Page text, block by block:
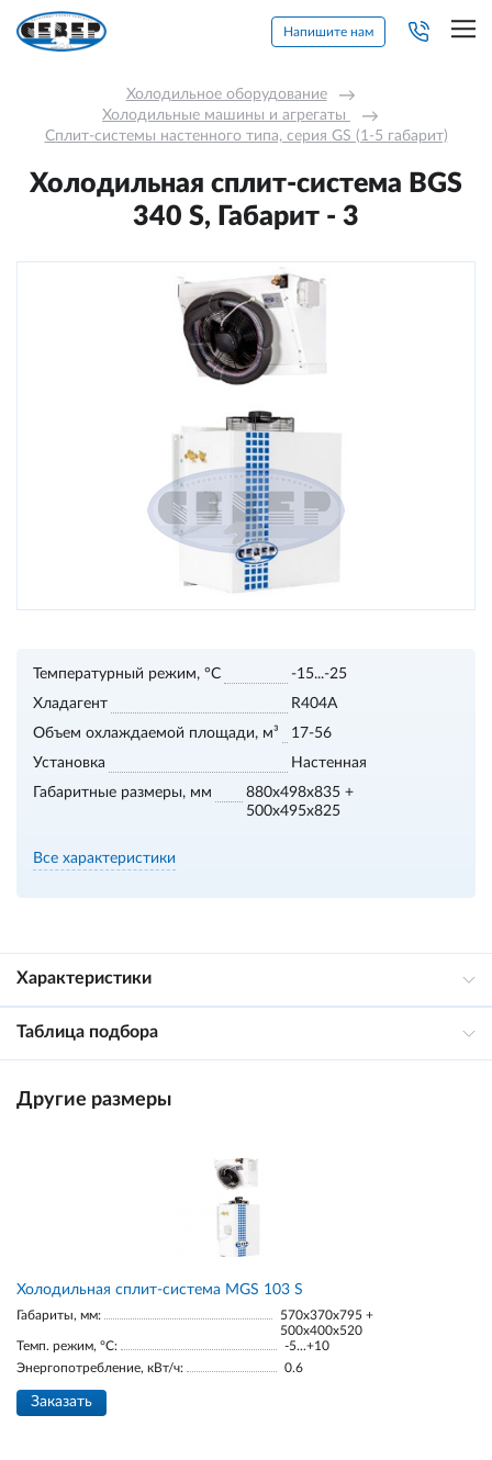
Напишите нам
Холодильное оборудование →
Холодильные машины и агрегаты →
Сплит-системы настенного типа, серия GS (1-5 габарит)
Холодильная сплит-система BGS
340 S, Габарит - 3
Температурный режим, °С
-15...-25
Хладагент
R404A
Объем охлаждаемой площади, м³
17-56
Установка
Настенная
Габаритные размеры, мм
880x498x835 +
500x495x825
Все характеристики
Характеристики
Таблица подбора
Другие размеры
Холодильная сплит-система MGS 103 S
Габариты, мм:
570x370x795 +
500x400x520
Темп. режим, °С:
-5...+10
Энергопотребление, кВт/ч:
0.6
Заказать